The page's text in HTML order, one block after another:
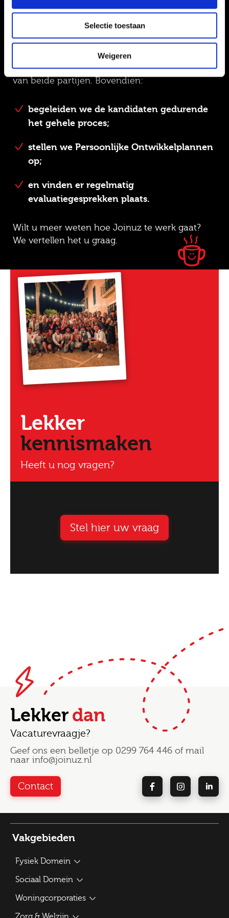
Selectie toestaan
Weigeren
detacheren in de Zorg, binnen de Overheid en
in het vakgebied Wonen. Aangenaam!
Onze missie is het vinden van de perfecte
match tussen kandidaat en werkgever. Dat
doen we door écht te kijken naar de wensen
van beide partijen. Bovendien:
begeleiden we de kandidaten gedurende
het gehele proces;
stellen we Persoonlijke Ontwikkelplannen
op;
en vinden er regelmatig
evaluatiegesprekken plaats.
Wilt u meer weten hoe Joinuz te werk gaat?
We vertellen het u graag.
Lekker
kennismaken
Heeft u nog vragen?
Stel hier uw vraag
Lekkerdan
Vacaturevraagje?
Geef ons een belletje op 0299 764 446 of mail
naar info@joinuz.nl
Contact
Vakgebieden
Fysiek Domein
Bouwplantoetser
Vergunningverlener APV
Sociaal Domein
Beleidsadviseur Sociaal Domein
Vacatures WMO-consulent
Woningcorporaties
Verhuurmakelaar